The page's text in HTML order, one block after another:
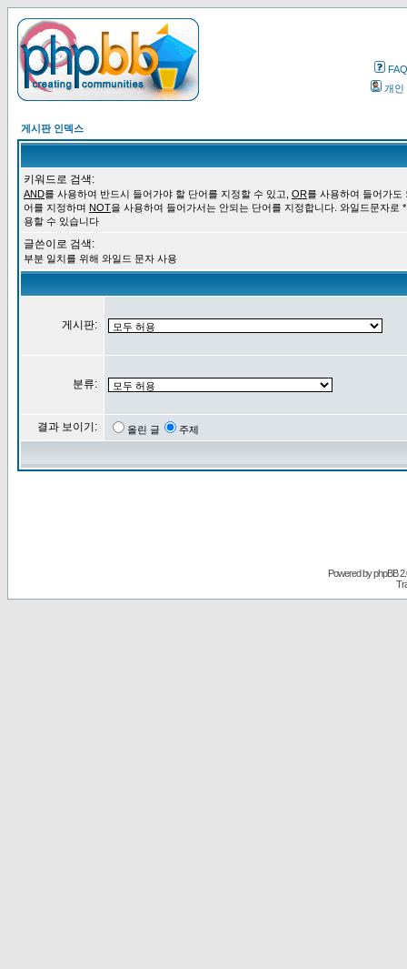
FAQ
개인
게시판 인덱스
키워드로 검색:
AND를 사용하여 반드시 들어가야 할 단어를 지정할 수 있고, OR를 사용하여 들어가도
어를 지정하며 NOT을 사용하여 들어가서는 안되는 단어를 지정합니다. 와일드문자로
용할 수 있습니다
글쓴이로 검색:
부분 일치를 위해 와일드 문자 사용
게시판:
분류:
결과 보이기: 올린 글 주제
Powered byphpBB